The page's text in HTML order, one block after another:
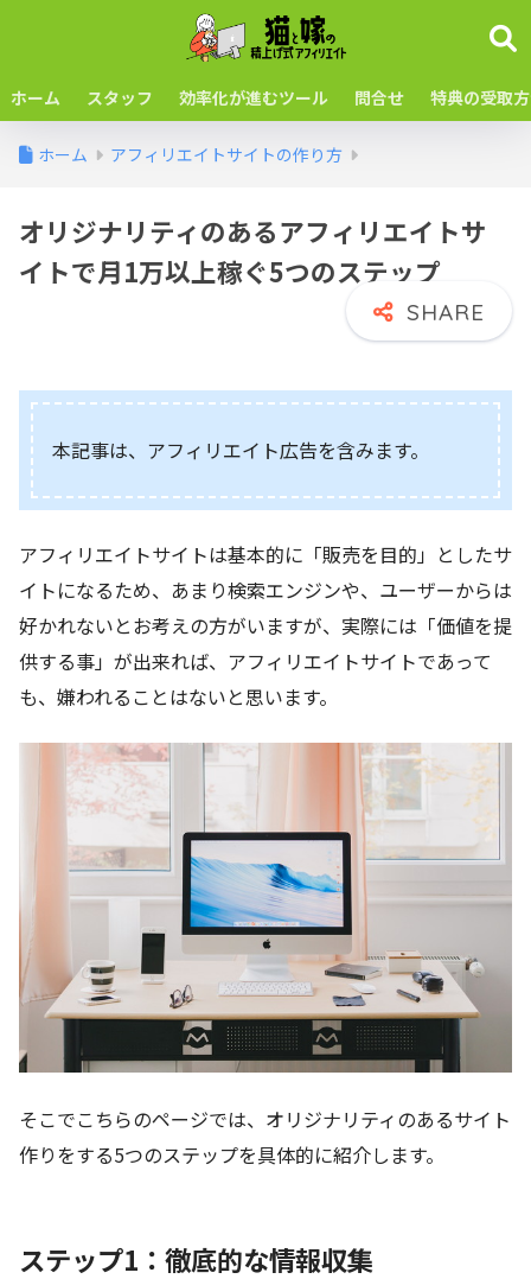
ホーム スタッフ 効率化が進むツール 問合せ 特典の受取
ホーム アフィリエイトサイトの作り方
オリジナリティのあるアフィリエイトサ
イトで月1万以上稼ぐ5つのステップ
本記事は、アフィリエイト広告を含みます。
アフィリエイトサイトは基本的に「販売を目的」としたサ
イトになるため、あまり検索エンジンや、ユーザーからは
好かれないとお考えの方がいますが、実際には「価値を提
供する事」が出来れば、アフィリエイトサイトであって
も、嫌われることはないと思います。
そこでこちらのページでは、オリジナリティのあるサイト
作りをする5つのステップを具体的に紹介します。
ステップ1：徹底的な情報収集